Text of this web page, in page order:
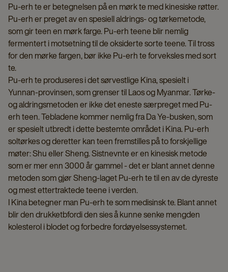
Pu-erh te er betegnelsen på en mørk te med kinesiske røtter.
Pu-erh er preget av en spesiell aldrings- og tørkemetode,
som gir teen en mørk farge. Pu-erh teene blir nemlig
fermentert i motsetning til de oksiderte sorte teene. Til tross
for den mørke fargen, bør ikke Pu-erh te forveksles med sort
te.
Pu-erh te produseres i det sørvestlige Kina, spesielt i
Yunnan-provinsen, som grenser til Laos og Myanmar. Tørke-
og aldringsmetoden er ikke det eneste særpreget med Pu-
erh teen. Tebladene kommer nemlig fra Da Ye-busken, som
er spesielt utbredt i dette bestemte området i Kina. Pu-erh
soltørkes og deretter kan teen fremstilles på to forskjellige
møter: Shu eller Sheng. Sistnevnte er en kinesisk metode
som er mer enn 3000 år gammel - det er blant annet denne
metoden som gjør Sheng-laget Pu-erh te til en av de dyreste
og mest ettertraktede teene i verden.
I Kina betegner man Pu-erh te som medisinsk te. Blant annet
blir den drukketbfordi den sies å kunne senke mengden
kolesterol i blodet og forbedre fordøyelsessystemet.